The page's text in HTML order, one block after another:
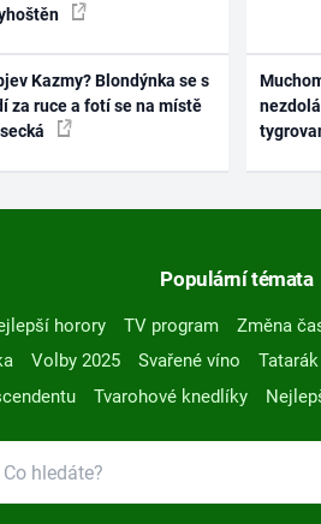
Kazmy? Blondýnka se s
za ruce a fotí se na místě
Populární témata
horory TV program Změna
Volby 2025 Svařené víno
Tvarohové knedlíky